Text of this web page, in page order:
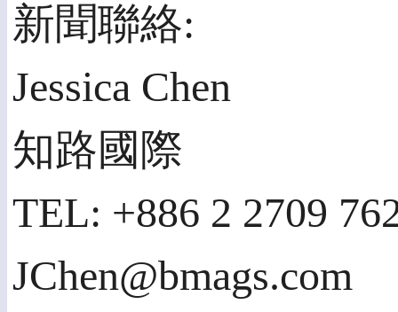
新聞聯絡:
Jessica Chen
知路國際
TEL: +886 2 2709
JChen@bmags.com